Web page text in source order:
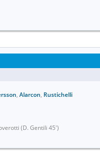
, Alarcon, Rustichelli
(D. Gentili 45')